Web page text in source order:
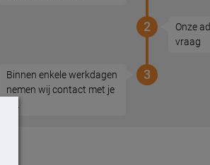
Onze
vraag
2
Binnen enkele werkdagen
nemen wij contact met je
3